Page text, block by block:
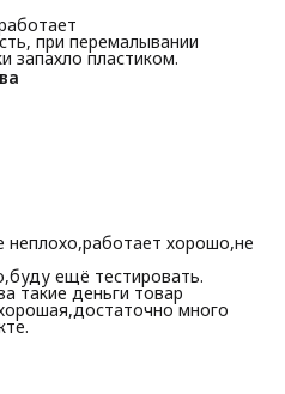
при перемалывании
запахло пластиком.
неплохо,работает хорошо,не
ещё тестировать.
такие деньги товар
много